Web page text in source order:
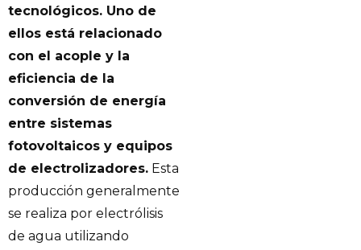
tecnológicos. Uno de
ellos está relacionado
con el acople y la
eficiencia de la
conversión de energía
entre sistemas
fotovoltaicos y equipos
de electrolizadores. Esta
producción generalmente
se realiza por electrólisis
de agua utilizando